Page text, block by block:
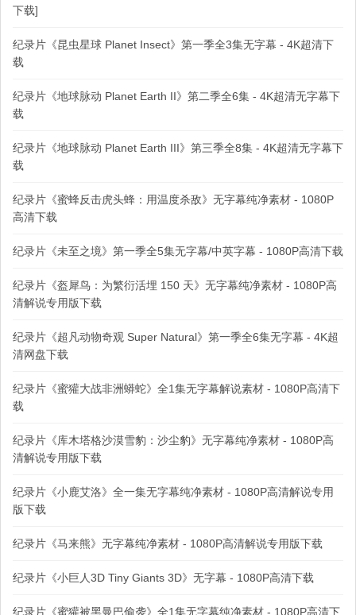
下载]
纪录片《昆虫星球 Planet Insect》第一季全3集无字幕 - 4K超清下
载
纪录片《地球脉动 Planet Earth II》第二季全6集 - 4K超清无字幕下
载
纪录片《地球脉动 Planet Earth III》第三季全8集 - 4K超清无字幕下
载
纪录片《蜜蜂反击虎头蜂：用温度杀敌》无字幕纯净素材 - 1080P
高清下载
纪录片《未至之境》第一季全5集无字幕/中英字幕 - 1080P高清下载
纪录片《盔犀鸟：为繁衍活埋 150 天》无字幕纯净素材 - 1080P高
清解说专用版下载
纪录片《超凡动物奇观 Super Natural》第一季全6集无字幕 - 4K超
清网盘下载
纪录片《蜜獾大战非洲蟒蛇》全1集无字幕解说素材 - 1080P高清下
载
纪录片《库木塔格沙漠雪豹：沙尘豹》无字幕纯净素材 - 1080P高
清解说专用版下载
纪录片《小鹿艾洛》全一集无字幕纯净素材 - 1080P高清解说专用
版下载
纪录片《马来熊》无字幕纯净素材 - 1080P高清解说专用版下载
纪录片《小巨人3D Tiny Giants 3D》无字幕 - 1080P高清下载
纪录片《蜜獾被黑曼巴偷袭》全1集无字幕纯净素材 - 1080P高清下